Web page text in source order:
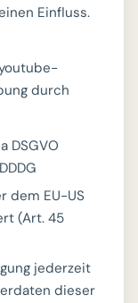
Einfluss.
durch
DSGVO
dem EU-US
(Art. 45
jederzeit
dieser